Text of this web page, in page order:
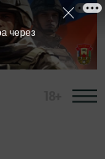
через